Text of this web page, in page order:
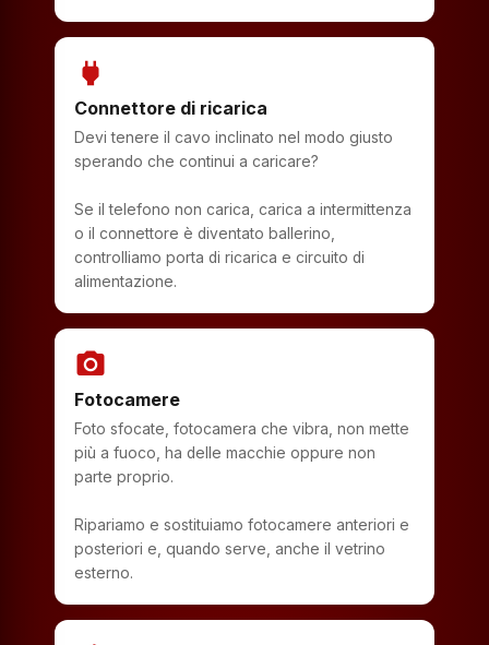
power
Connettore di ricarica
Devi tenere il cavo inclinato nel modo giusto
sperando che continui a caricare?
Se il telefono non carica, carica a intermittenza
o il connettore è diventato ballerino,
controlliamo porta di ricarica e circuito di
alimentazione.
photo_camera
Fotocamere
Foto sfocate, fotocamera che vibra, non mette
più a fuoco, ha delle macchie oppure non
parte proprio.
Ripariamo e sostituiamo fotocamere anteriori e
posteriori e, quando serve, anche il vetrino
esterno.